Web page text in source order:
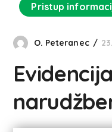
Pristup
O. Peteranec